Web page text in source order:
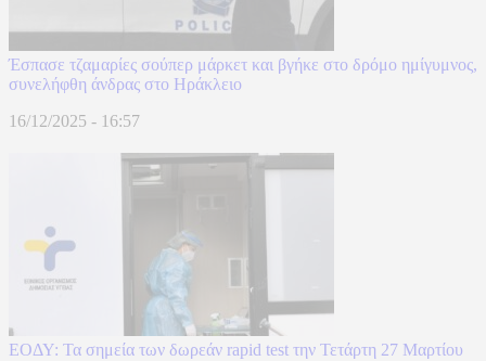
Έσπασε τζαμαρίες σούπερ μάρκετ και βγήκε στο δρόμο ημίγυμνος,
συνελήφθη άνδρας στο Ηράκλειο
16/12/2025 - 16:57
ΕΟΔΥ: Τα σημεία των δωρεάν rapid test την Τετάρτη 27 Μαρτίου